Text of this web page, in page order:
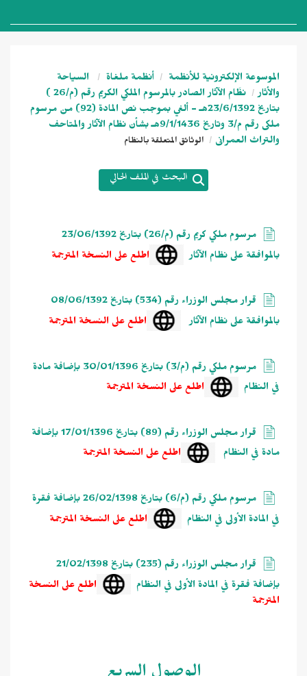
الموسوعة الإلكترونية للأنظمة أنظمة ملغاة
السياحة
والأثار
نظَام الآثار الصادر بالمرسوم الملكي الكريم رقم (م/26 )
بتاريخ 23/6/1392هـ - ألغي بموجب نص المادة (92) من مرسوم
ملكى رقم م/3 وتاريخ 9/1/1436هـ بشأن نظام الآثار والمتاحف
والتراث العمرانى
الوثائق المتعلقة بالنظام
البحث في الملف الحالي
مرسوم ملكي كريم رقم (م/26) بتاريخ 23/06/1392
بالموافقة على نظام الآثار
اطلع على النسخة المترجمة
قرار مجلس الوزراء رقم (534) بتاريخ 08/06/1392
بالموافقة على نظام الآثار
اطلع على النسخة المترجمة
مرسوم ملكي رقم (م/3) بتاريخ 30/01/1396 بإضافة مادة
في النظام
اطلع على النسخة المترجمة
قرار مجلس الوزراء رقم (89) بتاريخ 17/01/1396 بإضافة
مادة في النظام
اطلع على النسخة المترجمة
مرسوم ملكي رقم (م/6) بتاريخ 26/02/1398 بإضافة فقرة
في المادة الأولى في النظام
اطلع على النسخة المترجمة
قرار مجلس الوزراء رقم (235) بتاريخ 21/02/1398
بإضافة فقرة في المادة الأولى في النظام
اطلع على النسخة
المترجمة